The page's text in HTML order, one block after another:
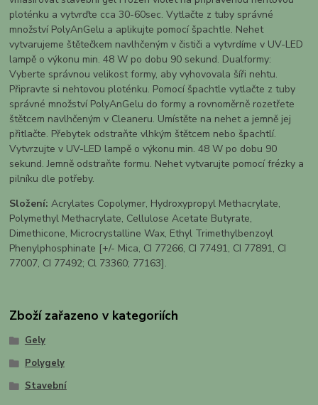
ploténku a vytvrďte cca 30-60sec. Vytlačte z tuby správné
množství PolyAnGelu a aplikujte pomocí špachtle. Nehet
vytvarujeme štětečkem navlhčeným v čističi a vytvrdíme v UV-LED
lampě o výkonu min. 48 W po dobu 90 sekund. Dualformy:
Vyberte správnou velikost formy, aby vyhovovala šíři nehtu.
Připravte si nehtovou ploténku. Pomocí špachtle vytlačte z tuby
správné množství PolyAnGelu do formy a rovnoměrně rozetřete
štětcem navlhčeným v Cleaneru. Umístěte na nehet a jemně jej
přitlačte. Přebytek odstraňte vlhkým štětcem nebo špachtlí.
Vytvrzujte v UV-LED lampě o výkonu min. 48 W po dobu 90
sekund. Jemně odstraňte formu. Nehet vytvarujte pomocí frézky a
pilníku dle potřeby.
Složení:Acrylates Copolymer, Hydroxypropyl Methacrylate,
Polymethyl Methacrylate, Cellulose Acetate Butyrate,
Dimethicone, Microcrystalline Wax, Ethyl Trimethylbenzoyl
Phenylphosphinate [+/- Mica, CI 77266, CI 77491, CI 77891, CI
77007, CI 77492; Cl 73360; 77163].
Zboží zařazeno v kategoriích
Gely
Polygely
Stavební